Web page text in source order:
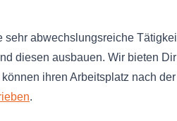
abwechslungsreiche
diesen ausbauen. Wir bieten
ihren Arbeitsplatz nach
.